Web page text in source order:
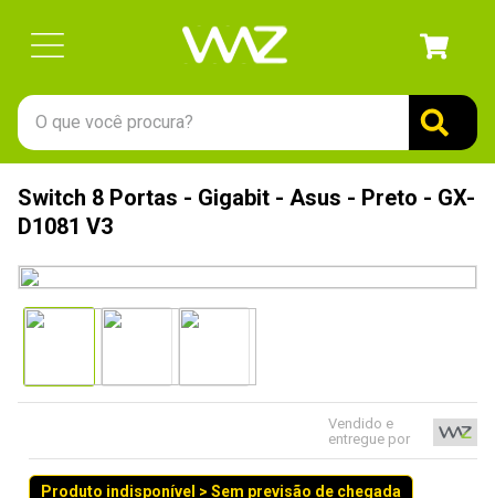
O que você procura?
Switch 8 Portas - Gigabit - Asus - Preto - GX-
D1081 V3
Vendido e
entregue por
Produto indisponível > Sem previsão de chegada
1º
gabinete
3º
teclado
6º
mouse
8º
hd